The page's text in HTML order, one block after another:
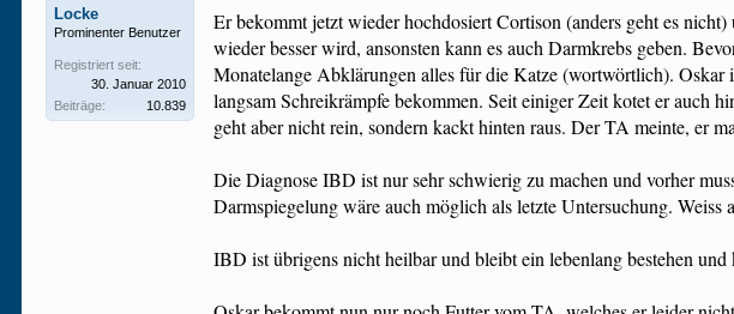
Locke
Prominenter Benutzer
Registriert seit:
30. Januar 2010
Beiträge:
10.839
Er bekommt jetzt wieder hochdosiert Cortison (anders geht es
wieder besser wird, ansonsten kann es auch Darmkrebs geben.
Monatelange Abklärungen alles für die Katze (wortwörtlich). Oskar
langsam Schreikrämpfe bekommen. Seit einiger Zeit kotet er auch
geht aber nicht rein, sondern kackt hinten raus. Der TA meinte, er
Die Diagnose IBD ist nur sehr schwierig zu machen und vorher
Darmspiegelung wäre auch möglich als letzte Untersuchung. Weiss
IBD ist übrigens nicht heilbar und bleibt ein lebenlang bestehen